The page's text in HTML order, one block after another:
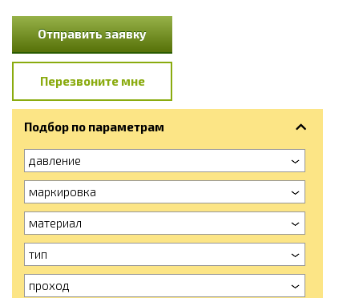
Отправить заявку
Перезвоните мне
Подбор по параметрам
давление
маркировка
материал
тип
проход